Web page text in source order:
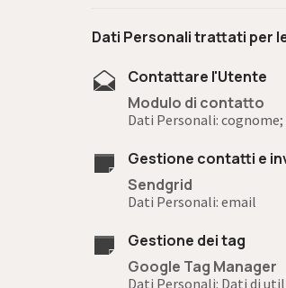
Dati Personali trattati per
Contattare l'Utente
Modulo di contatto
Dati Personali:
Gestione contatti e
Sendgrid
Dati Personali: email
Gestione dei tag
Google Tag Manager
Dati Personali: Dati di